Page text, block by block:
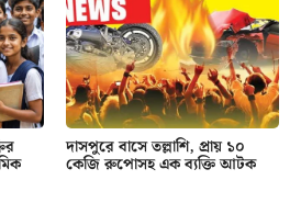
দাসপুরে বাসে তল্লাশি, প্রায় ১০
কেজি রুপোসহ এক ব্যক্তি আটক